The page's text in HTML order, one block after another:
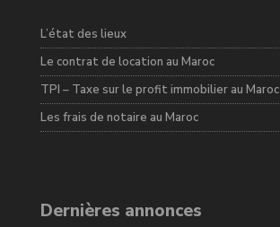
L’état des lieux
Le contrat de location au Maroc
TPI – Taxe sur le profit immobilier au Maroc
Les frais de notaire au Maroc
Dernières annonces